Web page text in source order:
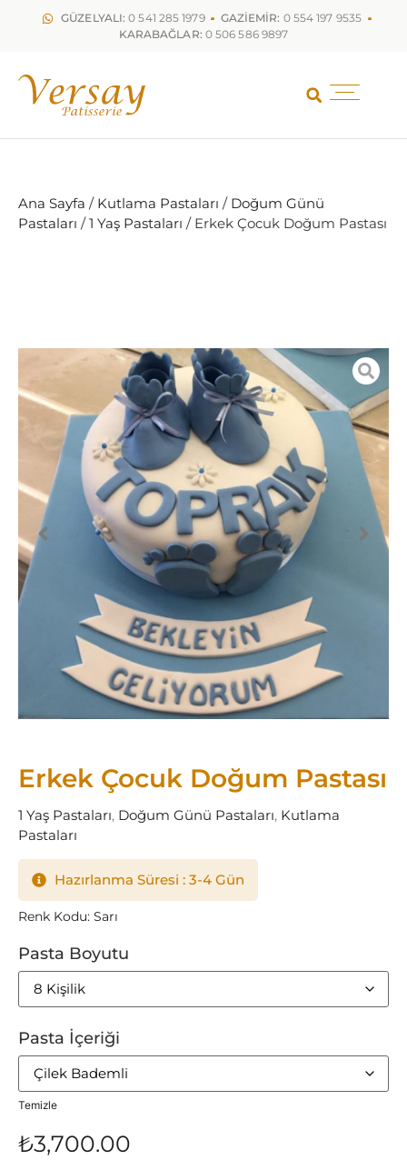
GÜZELYALI: 0 541 285 1979 GAZİEMİR: 0 554 197 9535
KARABAĞLAR: 0 506 586 9897
Ana Sayfa / Kutlama Pastaları / Doğum Günü
Pastaları /1 Yaş Pastaları / Erkek Çocuk Doğum Pastası
Erkek Çocuk Doğum Pastası
1 Yaş Pastaları, Doğum Günü Pastaları, Kutlama
Pastaları
Hazırlanma Süresi : 3-4 Gün
Renk Kodu: Sarı
Pasta Boyutu
Pasta İçeriği
Temizle
₺3,700.00